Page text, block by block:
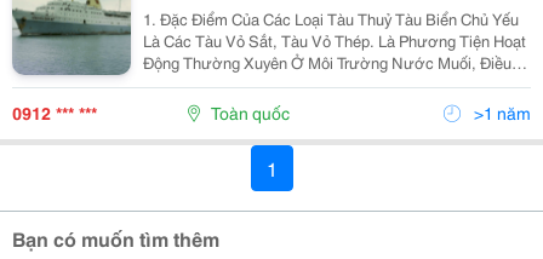
1. Đặc Điểm Của Các Loại Tàu Thuỷ Tàu Biển Chủ Yếu
Là Các Tàu Vỏ Sắt, Tàu Vỏ Thép. Là Phương Tiện Hoạt
Động Thường Xuyên Ở Môi Trường Nước Muối, Điều
Kiện Thời Tiết Khắc Nghiệt. Nên Vỏ Tàu Biển Dễ Bị Rỉ
Sét Phá Huỷ Và Ăn Mòn. Bởi Vậy, Việc Tăng...
0912 *** *** Toàn quốc >1 năm
1
Bạn có muốn tìm thêm